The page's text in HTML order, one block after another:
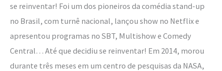
se reinventar! Foi um dos pioneiros da comédia stand-up
no Brasil, com turnê nacional, lançou show no Netflix e
apresentou programas no SBT, Multishow e Comedy
Central… Até que decidiu se reinventar! Em 2014, morou
durante três meses em um centro de pesquisas da NASA,